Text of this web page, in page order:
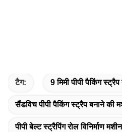
टैग: 9 मिमी पीपी पैकिंग
सैंडविच पीपी पैकिंग स्ट्रैप बनाने की
पीपी बेल्ट स्ट्रैपिंग रोल विनिर्माण मशीन